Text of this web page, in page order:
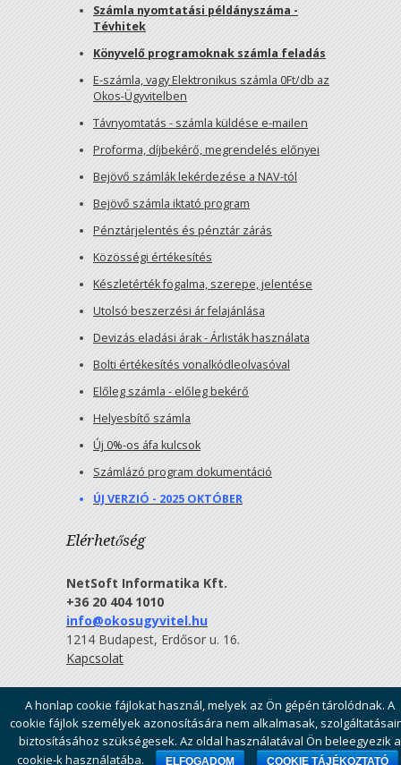
Számla nyomtatási példányszáma -
Tévhitek
Könyvelő programoknak számla feladás
E-számla, vagy Elektronikus számla 0Ft/db az
Okos-Ügyvitelben
Távnyomtatás - számla küldése e-mailen
Proforma, díjbekérő, megrendelés előnyei
Bejövő számlák lekérdezése a NAV-tól
Bejövő számla iktató program
Pénztárjelentés és pénztár zárás
Közösségi értékesítés
Készletérték fogalma, szerepe, jelentése
Utolsó beszerzési ár felajánlása
Devizás eladási árak - Árlisták használata
Bolti értékesítés vonalkódleolvasóval
Előleg számla - előleg bekérő
Helyesbítő számla
Új 0%-os áfa kulcsok
Számlázó program dokumentáció
ÚJ VERZIÓ - 2025 OKTÓBER
Elérhetőség
NetSoft Informatika Kft.
+36 20 404 1010
info@okosugyvitel.hu
1214 Budapest, Erdősor u. 16.
Kapcsolat
Minden jog fenntartva: NetSoft Informatika Kft.Általános
Szerződési Feltételek
Elérhetőség:info@okosugyvitel.huTelefonszám: +36 20
A honlap cookie fájlokat használ, melyek az Ön gépén tárolódnak. A
cookie fájlok személyek azonosítására nem alkalmasak,
biztosításához szükségesek. Az oldal használatával Ön beleegyezik a
cookie-k használatába.
ELFOGADOM COOKIE TÁJÉKOZTATÓ